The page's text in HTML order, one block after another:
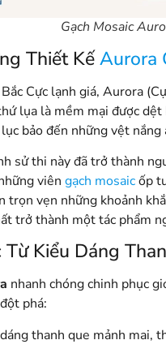
Gạch Mosaic
Thiết KếAurora
Cực lạnh giá, Aurora
lụa là mềm mại được dệt
bảo đến những vệt nắng
sử thi này đã trở thành
viên gạch mosaicốp
trọn vẹn những khoảnh
trở thành một tác phẩm
Kiểu Dáng
nhanh chóng chinh phục
phá:
thanh que mảnh mai,